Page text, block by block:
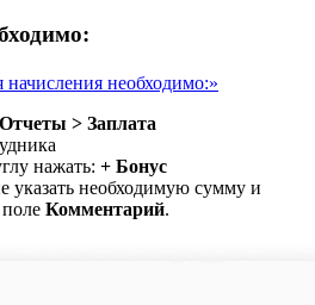
начисления необходимо:»
Отчеты > Заплата
нажать: + Бонус
указать необходимую сумму и
Комментарий.